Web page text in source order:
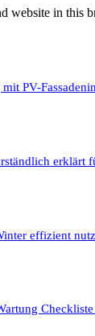
website in this
PV-
erklärt
effizient